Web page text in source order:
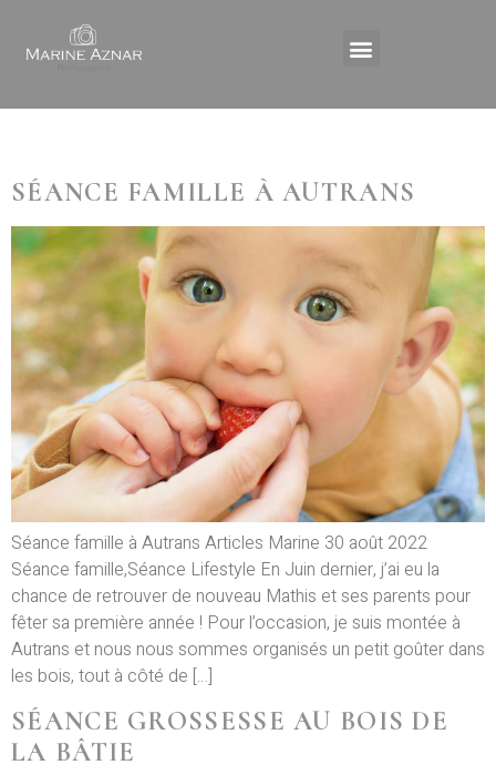
SÉANCE FAMILLE À AUTRANS
Séance famille à Autrans Articles Marine 30 août 2022
Séance famille,Séance Lifestyle En Juin dernier, j’ai eu la
chance de retrouver de nouveau Mathis et ses parents pour
fêter sa première année ! Pour l’occasion, je suis montée à
Autrans et nous nous sommes organisés un petit goûter dans
les bois, tout à côté de […]
SÉANCE GROSSESSE AU BOIS DE
LA BÂTIE